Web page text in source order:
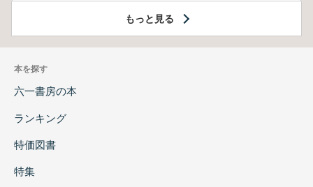
もっと見る
本を探す
六一書房の本
ランキング
特価図書
特集